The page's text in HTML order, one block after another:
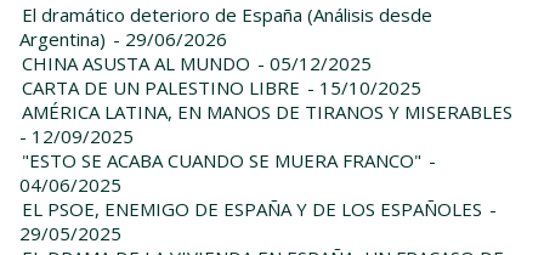
El dramático deterioro de España (Análisis desde
Argentina) - 29/06/2026
CHINA ASUSTA AL MUNDO - 05/12/2025
CARTA DE UN PALESTINO LIBRE - 15/10/2025
AMÉRICA LATINA, EN MANOS DE TIRANOS Y MISERABLES
- 12/09/2025
"ESTO SE ACABA CUANDO SE MUERA FRANCO" -
04/06/2025
EL PSOE, ENEMIGO DE ESPAÑA Y DE LOS ESPAÑOLES -
29/05/2025